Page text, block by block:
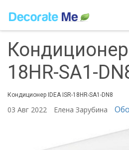
Кондиционер
18HR-SA1-
Кондиционер IDEA ISR-18HR-SA1-DN8
03 Авг 2022 Елена Зарубина